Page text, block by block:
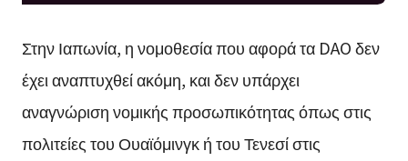
Στην Ιαπωνία, η νομοθεσία που αφορά τα DAO δεν
έχει αναπτυχθεί ακόμη, και δεν υπάρχει
αναγνώριση νομικής προσωπικότητας όπως στις
πολιτείες του Ουαϊόμινγκ ή του Τενεσί στις